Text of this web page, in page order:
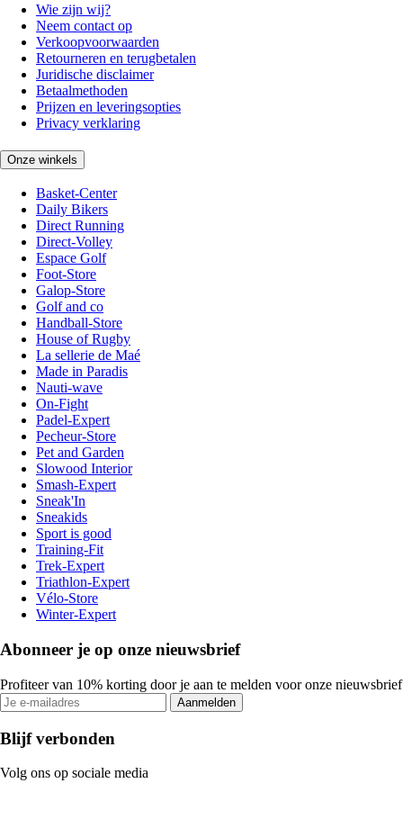
Wie zijn wij?
Neem contact op
Verkoopvoorwaarden
Retourneren en terugbetalen
Juridische disclaimer
Betaalmethoden
Prijzen en leveringsopties
Privacy verklaring
Onze winkels
Basket-Center
Daily Bikers
Direct Running
Direct-Volley
Espace Golf
Foot-Store
Galop-Store
Golf and co
Handball-Store
House of Rugby
La sellerie de Maé
Made in Paradis
Nauti-wave
On-Fight
Padel-Expert
Pecheur-Store
Pet and Garden
Slowood Interior
Smash-Expert
Sneak'In
Sneakids
Sport is good
Training-Fit
Trek-Expert
Triathlon-Expert
Vélo-Store
Winter-Expert
Abonneer je op onze nieuwsbrief
Profiteer van 10% korting door je aan te melden voor onze nieuwsbrief
Aanmelden
Blijf verbonden
Volg ons op sociale media